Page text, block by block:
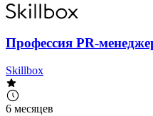
Профессия PR-
Skillbox
6 месяцев